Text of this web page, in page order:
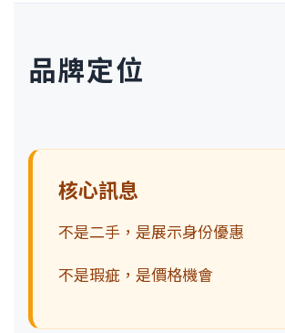
品牌定位
核心訊息
不是二手，是展示身份優惠
不是瑕疵，是價格機會